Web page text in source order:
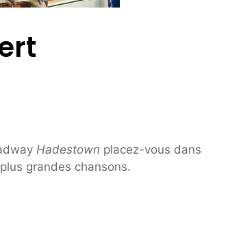
Hadestown placez-vous dans
grandes chansons.